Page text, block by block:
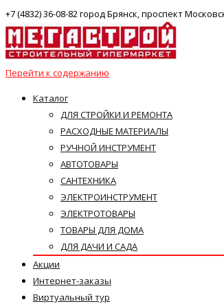
+7 (4832) 36-08-82 город Брянск, проспект
Перейти к содержанию
Каталог
ДЛЯ СТРОЙКИ И РЕМОНТА
РАСХОДНЫЕ МАТЕРИАЛЫ
РУЧНОЙ ИНСТРУМЕНТ
АВТОТОВАРЫ
САНТЕХНИКА
ЭЛЕКТРОИНСТРУМЕНТ
ЭЛЕКТРОТОВАРЫ
ТОВАРЫ ДЛЯ ДОМА
ДЛЯ ДАЧИ И САДА
Акции
Интернет-заказы
Виртуальный тур